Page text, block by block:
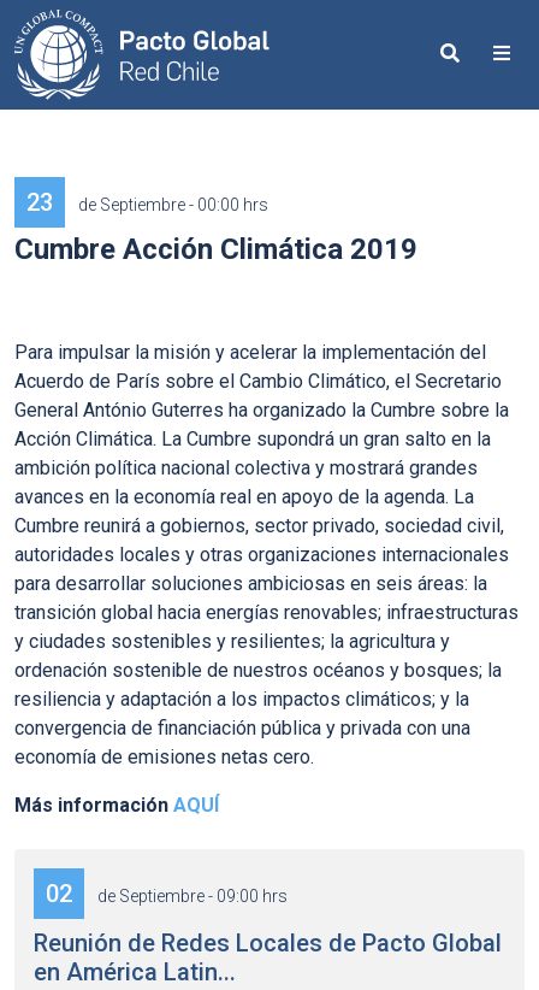
Search
23 de Septiembre - 00:00 hrs
Cumbre Acción Climática 2019
Para impulsar la misión y acelerar la implementación del
Acuerdo de París sobre el Cambio Climático, el Secretario
General António Guterres ha organizado la Cumbre sobre la
Acción Climática. La Cumbre supondrá un gran salto en la
ambición política nacional colectiva y mostrará grandes
avances en la economía real en apoyo de la agenda. La
Cumbre reunirá a gobiernos, sector privado, sociedad civil,
autoridades locales y otras organizaciones internacionales
para desarrollar soluciones ambiciosas en seis áreas: la
transición global hacia energías renovables; infraestructuras
y ciudades sostenibles y resilientes; la agricultura y
ordenación sostenible de nuestros océanos y bosques; la
resiliencia y adaptación a los impactos climáticos; y la
convergencia de financiación pública y privada con una
economía de emisiones netas cero.
Más información AQUÍ
02 de Septiembre - 09:00 hrs
Reunión de Redes Locales de Pacto Global
en América Latin...